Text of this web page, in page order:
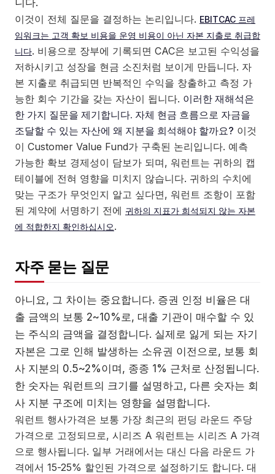
이것이 전체 질문을 결정하는 논리입니다. EBITCAC 프레
임워크는 고객 확보 비용을 운영 비용이 아닌 자본 지출로 취급합
니다. 비용으로 장부에 기록되면 CAC은 보고된 수익성을
저하시키고 성장을 현금 소진처럼 보이게 만듭니다. 자
본 지출로 취급되면 반복적인 수익을 창출하고 측정 가
능한 회수 기간을 갖는 자산이 됩니다. 이러한 재해석은
한 가지 질문을 제기합니다. 자체 현금 흐름으로 자금을
조달할 수 있는 자산에 왜 지분을 희석해야 할까요? 이것
이 Customer Value Fund가 구축된 논리입니다. 예측
가능한 확보 경제성이 담보가 되며, 워런트는 귀하의 캡
테이블에 전혀 영향을 미치지 않습니다. 귀하의 수치에
맞는 구조가 무엇인지 알고 싶다면, 워런트 조항이 포함
된 계약에 서명하기 전에 귀하의 지표가 희석되지 않는 자본
에 적합한지 확인하십시오.
자주 묻는 질문
아니요, 그 차이는 중요합니다. 증권 인정 비율은 대
출 금액의 보통 2~10%로, 대출 기관이 매수할 수 있
는 주식의 금액을 결정합니다. 실제로 잃게 되는 자기
자본은 그로 인해 발생하는 소유권 이전으로, 보통 회
사 지분의 0.5~2%이며, 종종 1% 근처로 산정됩니다.
한 숫자는 워런트의 크기를 설명하고, 다른 숫자는 회
사 지분 구조에 미치는 영향을 설명합니다.
워런트 행사가격은 보통 가장 최근의 펀딩 라운드 주당
가격으로 고정되므로, 시리즈 A 워런트는 시리즈 A 가격
으로 행사됩니다. 일부 거래에서는 대신 다음 라운드 가
격에서 15-25% 할인된 가격으로 설정하기도 합니다. 대